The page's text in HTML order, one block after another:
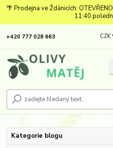
🌴 Prodejna ve Ždánicích:
11:40
CZK
+420 777 028 663
Kategorie blogu